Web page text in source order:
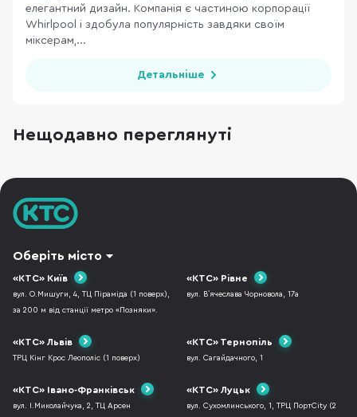
елегантний дизайн. Компанія є частиною корпорації
Whirlpool і здобула популярність завдяки своїм
міксерам,...
Детальніше
Нещодавно переглянуті
Оберіть місто
«КТС» Київ
вул. О.Мишуги, 4, ТЦ Піраміда (1 поверх),
за 200 м від станції метро «Позняки».
«КТС» Рівне
вул. В`ячеслава Чорновола, 17а
«КТС» Львів
ТРЦ Кінг Крос Леополіс (1 поверх)
«КТС» Тернопіль
вул. Сагайдачного, 1
«КТС» Івано-Франківськ
вул. І.Миколайчука, 2, ТЦ Арсен
«КТС» Луцьк
вул. Сухомлинського, 1, ТРЦ ПортCity (2